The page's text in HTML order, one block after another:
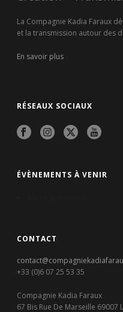
La Compagnie Kadia Faraux
et la transmission autour des
En savoir plus
RÉSEAUX SOCIAUX
ÉVÈNEMENTS À VENIR
CONTACT
+33 (0)6 07 25 53 35
Compagnie Kadia Faraux
67 Bis Rue De Marseille 69007